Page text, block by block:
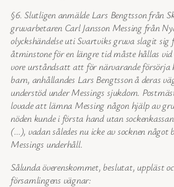
§6. Slutligen anmälde Lars Bengtsson från
gruvarbetaren Carl Jansson Messing från
olyckshändelse uti Svartviks gruva slagit
åtminstone för en längre tid måste hållas vid
vore urståndsatt att för närvarande försörja
barn, anhållandes Lars Bengtsson å deras
understöd under Messings sjukdom.
lovade att lämna Messing någon hjälp av
nöden kunde i första hand utan
(…), vadan således nu icke av socknen
Messings underhåll.
Sålunda överenskommet, beslutat, uppläst
församlingens vägnar: